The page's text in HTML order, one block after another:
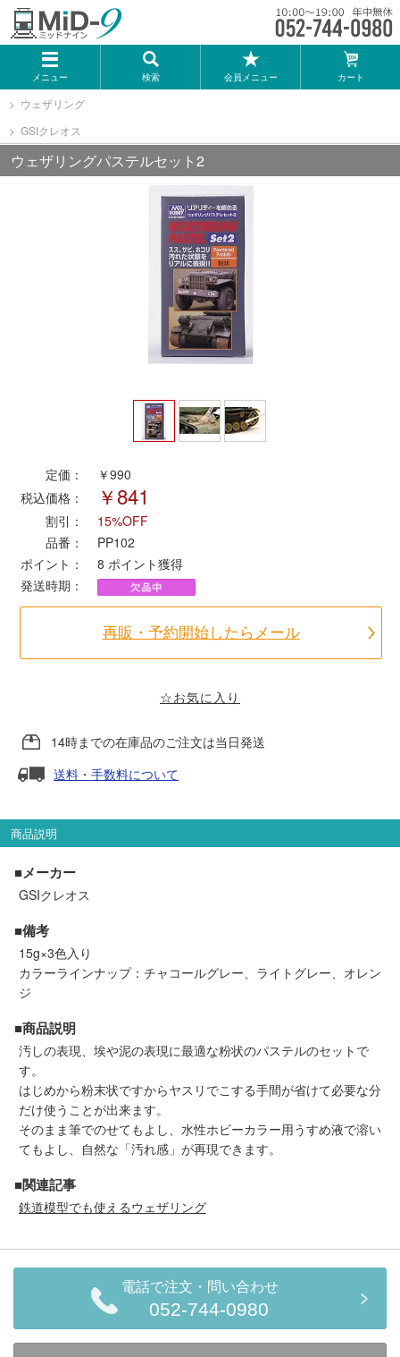
メニュー 検索 会員メニュー カート
メーカー一覧
TOMIX
KATO
Bトレインショーティー
MODEMO(モデモ)
さんけい
トラムウェイ
走行エリア別 鉄道模型車両リスト
北海道・東北
中部
中国・四国 九州・沖縄
お役立ち情報
鉄道模型の情報 商品レビュー
メルマガ登録
Infomation
ご注文方法
ウェザリング
GSIクレオス
ウェザリングパステルセット2
定価：
￥990
税込価格：
￥841
割引：
15%OFF
品番：
PP102
ポイント：
8 ポイント獲得
発送時期：
再販・予約開始したらメール
☆お気に入り
14時までの在庫品のご注文は当日発送
送料・手数料について
商品説明
■メーカー
GSIクレオス
■備考
15g×3色入り
カラーラインナップ：チャコールグレー、ライトグレー、オレン
ジ
■商品説明
汚しの表現、埃や泥の表現に最適な粉状のパステルのセットで
す。
はじめから粉末状ですからヤスリでこする手間が省けて必要な分
だけ使うことが出来ます。
そのまま筆でのせてもよし、水性ホビーカラー用うすめ液で溶い
てもよし、自然な「汚れ感」が再現できます。
■関連記事
鉄道模型でも使えるウェザリング
電話で注文・問い合わせ
052-744-0980